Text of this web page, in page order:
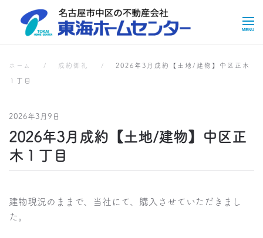
Skip to main content
成約実績
成約実績
ホーム 成約御礼 2026年3月成約【土地/建物】中区正木
１丁目
2026年3月9日
2026年3月成約【土地/建物】中区正
木１丁目
建物現況のままで、当社にて、購入させていただきまし
た。